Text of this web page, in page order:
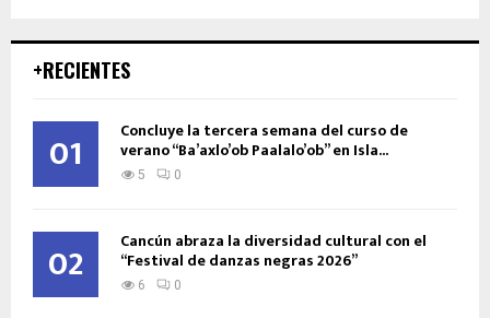
+RECIENTES
01 Concluye la tercera semana del curso de
verano “Ba’axlo’ob Paalalo’ob” en Isla...
5 0
02 Cancún abraza la diversidad cultural con el
“Festival de danzas negras 2026”
6 0